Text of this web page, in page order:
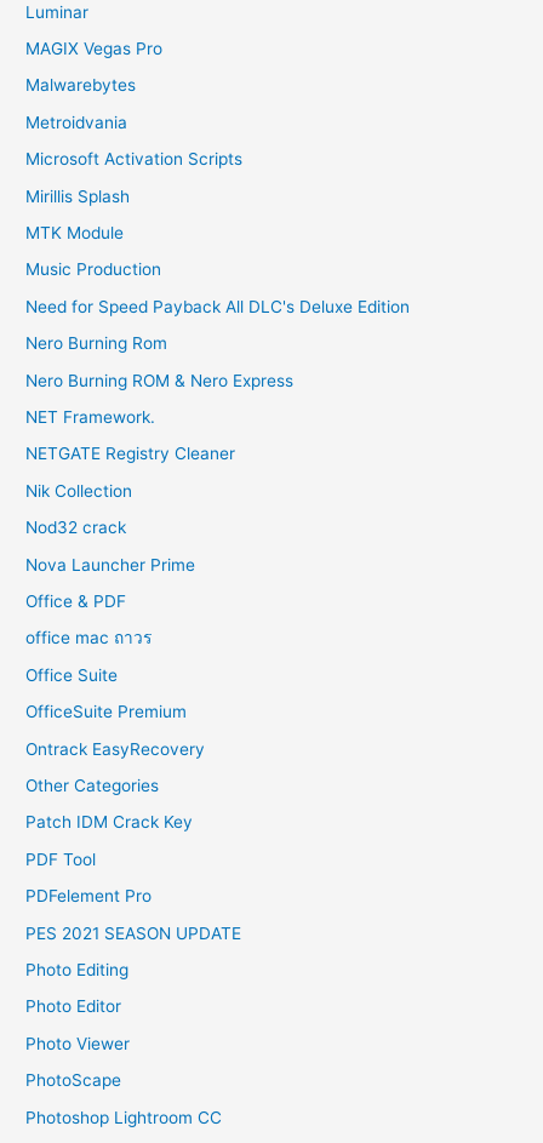
Luminar
MAGIX Vegas Pro
Malwarebytes
Metroidvania
Microsoft Activation Scripts
Mirillis Splash
MTK Module
Music Production
Need for Speed Payback All DLC's Deluxe Edition
Nero Burning Rom
Nero Burning ROM & Nero Express
NET Framework.
NETGATE Registry Cleaner
Nik Collection
Nod32 crack
Nova Launcher Prime
Office & PDF
office mac ถาวร
Office Suite
OfficeSuite Premium
Ontrack EasyRecovery
Other Categories
Patch IDM Crack Key
PDF Tool
PDFelement Pro
PES 2021 SEASON UPDATE
Photo Editing
Photo Editor
Photo Viewer
PhotoScape
Photoshop Lightroom CC